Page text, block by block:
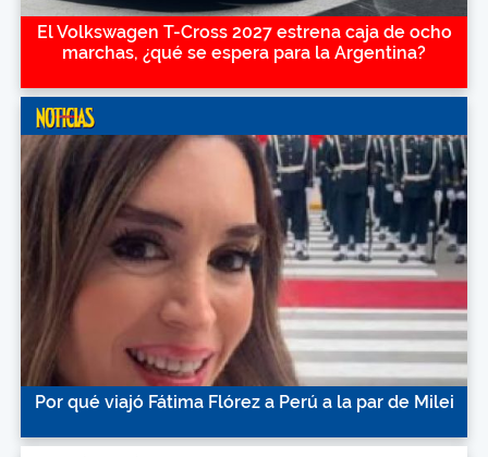
El Volkswagen T-Cross 2027 estrena caja de ocho
marchas, ¿qué se espera para la Argentina?
Por qué viajó Fátima Flórez a Perú a la par de Milei